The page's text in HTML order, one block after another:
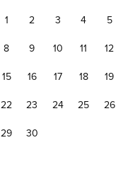
1 2 3 4 5
8 9 10 11 12
15 16 17 18 19
22 23 24 25 26
29 30